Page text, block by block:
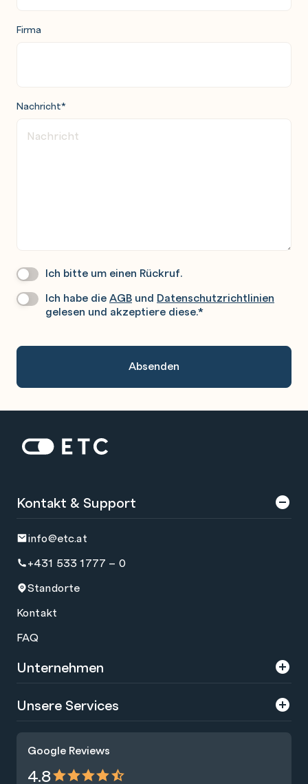
Firma
Nachricht*
Wir
Sie
Ich bitte um einen Rückruf.
Datenschutz*
Ich habe dieAGB und Datenschutzrichtlinien
gelesen und akzeptiere diese.*
Startseite: ETC
Google Reviews
4.8
Kontakt & Support
info@etc.at
+431 533 1777 – 0
Standorte
Kontakt
FAQ
Unternehmen
Über uns
Presse
Nachhaltigkeit
Unsere Services